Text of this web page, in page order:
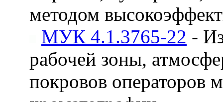
методом
МУК 4.1.3765-22 -
рабочей зоны,
покровов операторов